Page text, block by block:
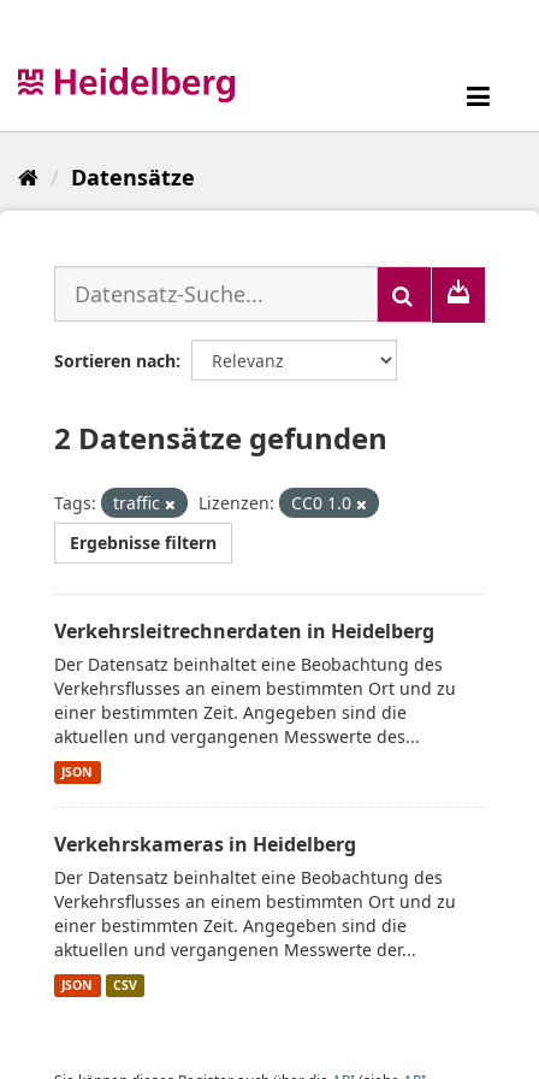
Datensätze
Sortieren nach
2 Datensätze gefunden
Tags: traffic Lizenzen:
CC0 1.0
Ergebnisse filtern
Verkehrsleitrechnerdaten in Heidelberg
Der Datensatz beinhaltet eine Beobachtung des
Verkehrsflusses an einem bestimmten Ort und zu
einer bestimmten Zeit. Angegeben sind die
aktuellen und vergangenen Messwerte des...
JSON
Verkehrskameras in Heidelberg
Der Datensatz beinhaltet eine Beobachtung des
Verkehrsflusses an einem bestimmten Ort und zu
einer bestimmten Zeit. Angegeben sind die
aktuellen und vergangenen Messwerte der...
JSON CSV